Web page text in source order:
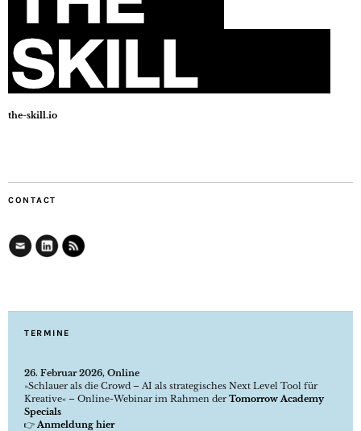
the-skill.io
CONTACT
TERMINE
26. Februar 2026, Online
»Schlauer als die Crowd – AI als strategisches Next Level Tool für
Kreative« – Online-Webinar im Rahmen der Tomorrow Academy
Specials
👉 Anmeldung hier